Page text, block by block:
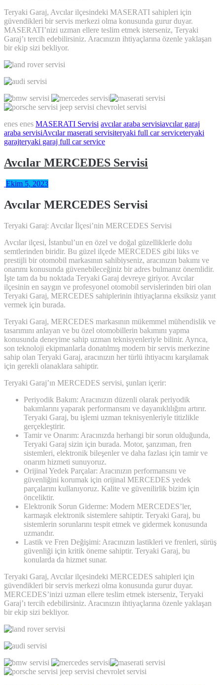
Teryaki Garaj, Avcılar ilçesindeki MASERATI sahipleri için
güvendikleri bir servis merkezi olma konusunda gurur duyar.
MASERATI’nizi uzman ellere teslim etmek isterseniz, Teryaki
Garaj’ı tercih edebilirsiniz. Aracınızın ihtiyaçlarına özenle yaklaşan
bir ekip sizi bekliyor.
enes enes MASERATI Servisi avcılar araba servisiavcılar garaj
araba servisiAvcılar maserati servisiteryaki full car serviceteryaki
garajteryaki garaj full car service
Avcılar MERCEDES Servisi
Ekim 5, 2023
Avcılar MERCEDES Servisi
Teryaki Garaj: Avcılar İlçesi’nin MERCEDES Servisi
Avcılar ilçesi, İstanbul’un en özel ve doğal güzelliklerle dolu
semtlerinden biridir. Bu güzel ilçede MERCEDES gibi lüks ve
prestijli bir otomobil markasının sahibiyseniz, aracınızın bakımı ve
onarımı konusunda güvenebileceğiniz bir adres bulmanız önemlidir.
İşte tam da bu noktada Teryaki Garaj devreye giriyor. Avcılar
ilçesinin en saygın ve profesyonel otomobil servislerinden biri olan
Teryaki Garaj, MERCEDES sahiplerinin ihtiyaçlarına eksiksiz yanıt
vermek için burada.
Teryaki Garaj, MERCEDES markasının mükemmel mühendislik ve
tasarımını anlayan ve bu özel otomobillerin bakımını yapma
konusunda deneyime sahip uzman teknisyenleriyle bilinir. Ayrıca,
son teknoloji ekipmanlarla donatılmış modern bir servis merkezine
sahip olan Teryaki Garaj, aracınızın her türlü ihtiyacını karşılamak
için gerekli olanaklara sahiptir.
Teryaki Garaj’ın MERCEDES servisi, şunları içerir:
Periyodik Bakım: Aracınızın düzenli olarak periyodik
bakımlarını yaparak performansını ve dayanıklılığını artırır.
Teryaki Garaj, bu işlemi uzman teknisyenleriyle titizlikle
gerçekleştirir.
Tamir ve Onarım: Aracınızda herhangi bir sorun olduğunda,
Teryaki Garaj sizin için burada. Motor, şanzıman, fren
sistemleri, elektronik bileşenler ve daha fazlası için tamir ve
onarım hizmeti sunuyoruz.
Orijinal Yedek Parçalar: Aracınızın performansını ve
güvenliğini korumak için orijinal MERCEDES yedek
parçalarını kullanıyoruz. Kalite ve güvenilirlik bizim için
önceliktir.
Elektronik Sorun Giderme: Modern MERCEDES’ler,
karmaşık elektronik sistemlere sahiptir. Teryaki Garaj, bu
sistemlerin sorunlarını tespit etmek ve gidermek konusunda
uzmandır.
Lastik ve Fren Değişimi: Aracınızın lastikleri ve frenleri, sürüş
güvenliği için kritik öneme sahiptir. Teryaki Garaj, bu
konularda da hizmet sunar.
Teryaki Garaj, Avcılar ilçesindeki MERCEDES sahipleri için
güvendikleri bir servis merkezi olma konusunda gurur duyar.
MERCEDES’inizi uzman ellere teslim etmek isterseniz, Teryaki
Garaj’ı tercih edebilirsiniz. Aracınızın ihtiyaçlarına özenle yaklaşan
bir ekip sizi bekliyor.